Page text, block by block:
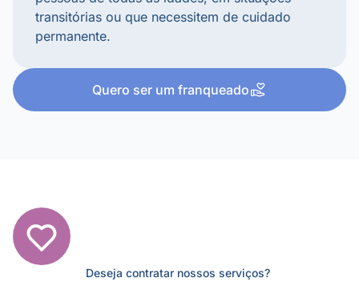
transitórias ou que necessitem de cuidado
permanente.
Quero ser um franqueado
Deseja contratar nossos serviços?